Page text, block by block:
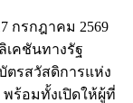
กรกฎาคม 2569
เคชันทางรัฐ
บัตรสวัสดิการแห่ง
พร้อมทั้งเปิดให้ผู้ที่